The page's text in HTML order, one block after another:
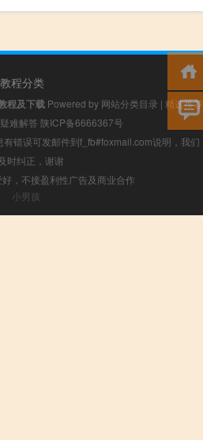
教程分类
程及下载Powered by 网站分类目录 | 精选推荐
疑难解答 陕ICP备6666367号
错误可发邮件到f_fb#foxmail.com说明，我们
时纠正，谢谢
，不接盈利性广告及商业合作
小男孩